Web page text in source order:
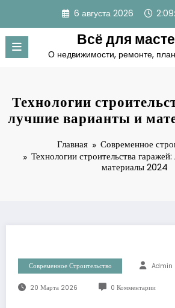
содержимому
6 августа 2026
Всё для
О недвижимости, ремонте,
Технологии
лучшие варианты и
Главная
Современное
Технологии строительства
материалы 2024
Современное Строительство Admin
20 Марта 2026 0 Комментарии